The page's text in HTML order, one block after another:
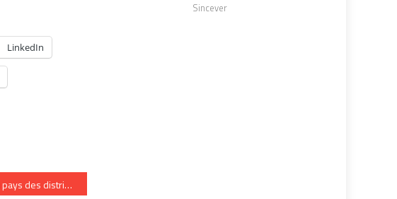
LinkedIn
Candide au pays des distributeurs digitaux
Sincever